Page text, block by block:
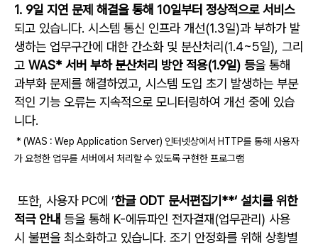
1. 9일 지연 문제 해결을 통해 10일부터 정상적으로 서비스
되고 있습니다. 시스템 통신 인프라 개선(1.3일)과 부하가 발
생하는 업무구간에 대한 간소화 및 분산처리(1.4~5일), 그리
고 WAS* 서버 부하 분산처리 방안 적용(1.9일) 등을 통해
과부화 문제를 해결하였고, 시스템 도입 초기 발생하는 부분
적인 기능 오류는 지속적으로 모니터링하여 개선 중에 있습
니다.
* (WAS : Wep Application Server) 인터넷상에서 HTTP를 통해 사용자
가 요청한 업무를 서버에서 처리할 수 있도록 구현한 프로그램
또한, 사용자 PC에 ’한글 ODT 문서편집기**‘ 설치를 위한
적극 안내 등을 통해 K-에듀파인 전자결재(업무관리) 사용
시 불편을 최소화하고 있습니다. 조기 안정화를 위해 상황별